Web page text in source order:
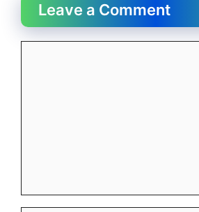
Leave a Comment